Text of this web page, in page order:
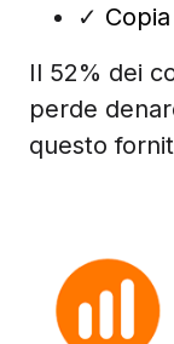
✓
Il 52% dei
perde
questo